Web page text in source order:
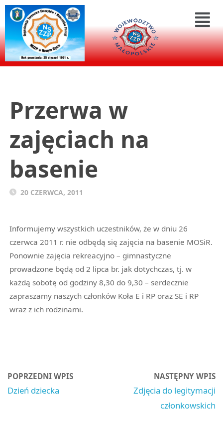
Przerwa w
zajęciach na
basenie
20 CZERWCA, 2011
Informujemy wszystkich uczestników, że w dniu 26
czerwca 2011 r. nie odbędą się zajęcia na basenie MOSiR.
Ponownie zajęcia rekreacyjno – gimnastyczne
prowadzone będą od 2 lipca br. jak dotychczas, tj. w
każdą sobotę od godziny 8,30 do 9,30 – serdecznie
zapraszamy naszych członków Koła E i RP oraz SE i RP
wraz z ich rodzinami.
POPRZEDNI WPIS
Dzień dziecka
NASTĘPNY WPIS
Zdjęcia do legitymacji
członkowskich